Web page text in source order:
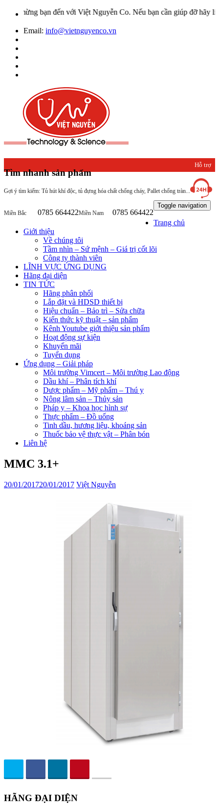
mừng bạn đến với Việt Nguyễn Co. Nếu bạn cần giúp đỡ hãy liên
Email: info@vietnguyenco.vn
Tìm nhanh sản phẩm
Gợi ý tìm kiếm: Tủ hút khí độc, tủ đựng hóa chất chống cháy, Pallet chống tràn...
Hỗ trợ
khách
hàng
Miền Bắc 0785 664422Miền Nam 0785 664422
Toggle navigation
Trang chủ
Giới thiệu
Về chúng tôi
Tầm nhìn – Sứ mệnh – Giá trị cốt lõi
Công ty thành viên
LĨNH VỰC ỨNG DỤNG
Hãng đại diện
TIN TỨC
Hãng phân phối
Lắp đặt và HDSD thiết bị
Hiệu chuẩn – Bảo trì – Sửa chữa
Kiến thức kỹ thuật – sản phẩm
Kênh Youtube giới thiệu sản phẩm
Hoạt động sự kiện
Khuyến mãi
Tuyển dụng
Ứng dụng – Giải pháp
Môi trường Vimcert – Môi trường Lao động
Dầu khí – Phân tích khí
Dược phẩm – Mỹ phẩm – Thú y
Nông lâm sản – Thủy sản
Pháp y – Khoa học hình sự
Thực phẩm – Đồ uống
Tinh dầu, hương liệu, khoáng sản
Thuốc bảo vệ thực vật – Phân bón
Liên hệ
MMC 3.1+
20/01/201720/01/2017 Việt Nguyễn
HÃNG ĐẠI DIỆN